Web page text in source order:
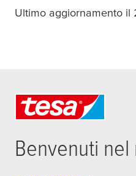
Ultimo aggiornamento
Benvenuti